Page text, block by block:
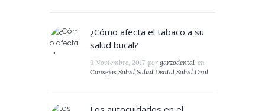
¿Cómo afecta el tabaco a su
salud bucal?
9 Noviembre, 2017 por garzodental en
Consejos,Salud,Salud Dental,Salud Oral